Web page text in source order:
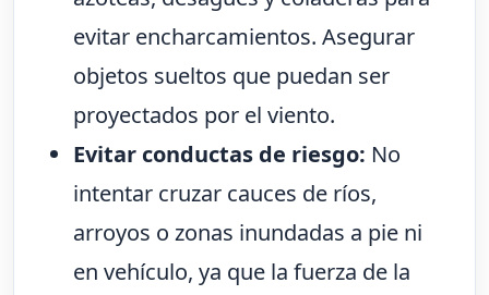
evitar encharcamientos. Asegurar
objetos sueltos que puedan ser
proyectados por el viento.
Evitar conductas de riesgo: No
intentar cruzar cauces de ríos,
arroyos o zonas inundadas a pie ni
en vehículo, ya que la fuerza de la